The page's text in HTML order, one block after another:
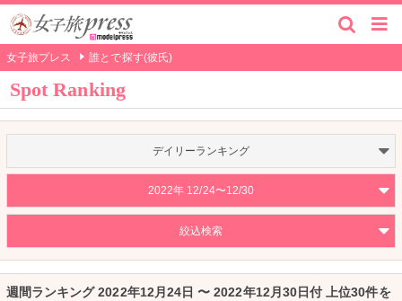
女子旅プレス 誰とで探す(彼氏)
Spot Ranking
デイリーランキング
2022年 12/24〜12/30
絞込検索
週間ランキング 2022年12月24日 〜 2022年12月30日付 上位30件を